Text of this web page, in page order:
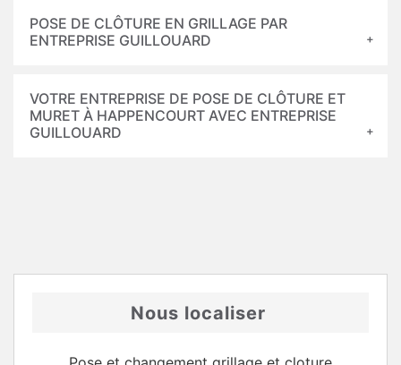
POSE DE CLÔTURE EN GRILLAGE PAR
ENTREPRISE GUILLOUARD
VOTRE ENTREPRISE DE POSE DE CLÔTURE ET
MURET À HAPPENCOURT AVEC ENTREPRISE
GUILLOUARD
Nous localiser